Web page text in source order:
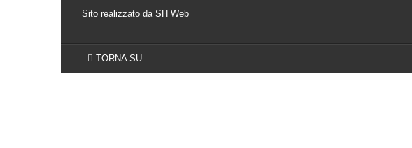
Sito realizzato da SH Web
TORNA SU.